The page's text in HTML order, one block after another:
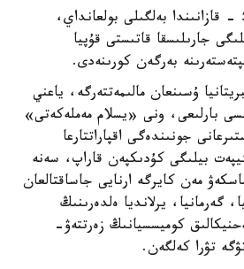
ۇستىمىزدەگى جىلدىڭ 5 - قازانىندا بەلگىلى بولعانداي،
جارىلىسقا قاتىستى قۇپيا
بەرگەن كورىنەدى.
ۇسىنعان مالىمەتتەرگە، ياعني
بارلىعى، ونى «يسلام مەملەكەتى»
جونىندەگى اقپاراتتارعا
بيلىگى كۇدىكپەن قاراپ، سەنە
مەن كايرگە ارنايى جاساقتالعان
يرلانديا ەلدەرىنىڭ
كوميسسيانىڭ زەرتتەۋ-
تۋرا كەلگەن.